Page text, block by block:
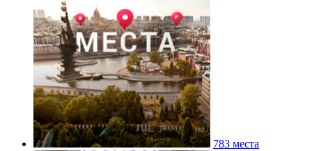
783 места